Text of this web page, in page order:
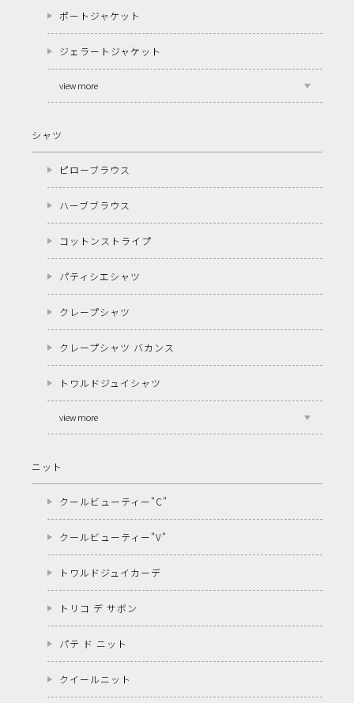
ポートジャケット
ジェラートジャケット
view more
シャツ
ピローブラウス
ハーブブラウス
コットンストライプ
パティシエシャツ
クレープシャツ
クレープシャツ バカンス
トワルドジュイシャツ
view more
ニット
クールビューティー"C"
クールビューティー"V"
トワルドジュイカーデ
トリコ デ サボン
パテ ド ニット
クイールニット